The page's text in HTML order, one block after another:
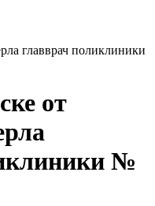
главврач поликлиники
от
№